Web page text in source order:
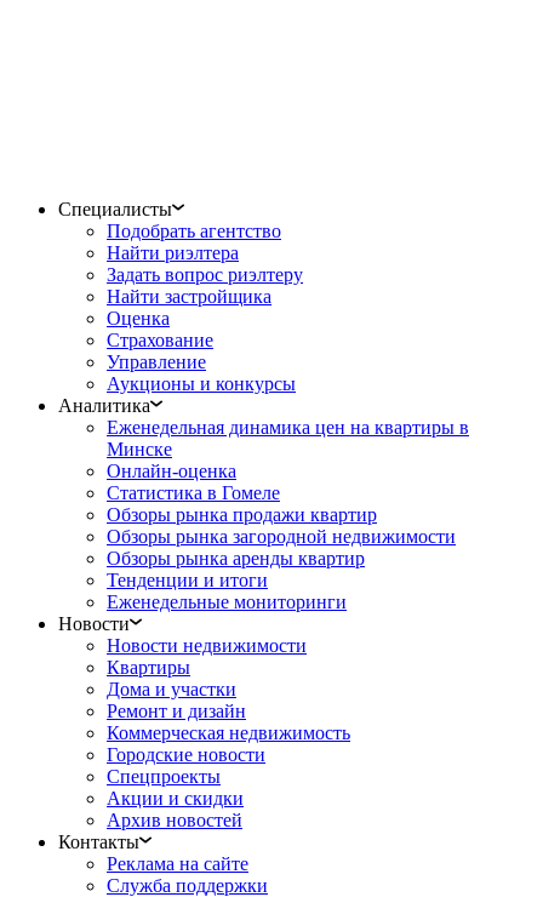
Специалисты
Подобрать агентство
Найти риэлтера
Задать вопрос риэлтеру
Найти застройщика
Оценка
Страхование
Управление
Аукционы и конкурсы
Аналитика
Еженедельная динамика цен на квартиры в
Минске
Онлайн-оценка
Статистика в Гомеле
Обзоры рынка продажи квартир
Обзоры рынка загородной недвижимости
Обзоры рынка аренды квартир
Тенденции и итоги
Еженедельные мониторинги
Новости
Новости недвижимости
Квартиры
Дома и участки
Ремонт и дизайн
Коммерческая недвижимость
Городские новости
Спецпроекты
Акции и скидки
Архив новостей
Контакты
Реклама на сайте
Служба поддержки